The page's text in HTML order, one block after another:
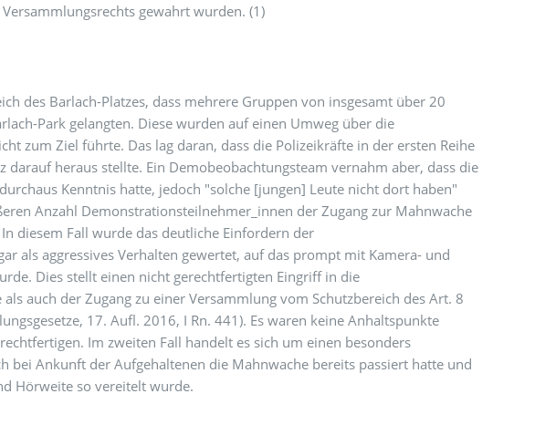
gewahrt wurden. (1)
des Barlach-Platzes, dass mehrere Gruppen von insgesamt über 20
Park gelangten. Diese wurden auf einen Umweg über die
zum Ziel führte. Das lag daran, dass die Polizeikräfte in der ersten Reihe
heraus stellte. Ein Demobeobachtungsteam vernahm aber, dass die
Kenntnis hatte, jedoch "solche [jungen] Leute nicht dort haben"
Anzahl Demonstrationsteilnehmer_innen der Zugang zur Mahnwache
diesem Fall wurde das deutliche Einfordern der
als aggressives Verhalten gewertet, auf das prompt mit Kamera- und
Dies stellt einen nicht gerechtfertigten Eingriff in die
auch der Zugang zu einer Versammlung vom Schutzbereich des Art. 8
17. Aufl. 2016, I Rn. 441). Es waren keine Anhaltspunkte
Im zweiten Fall handelt es sich um einen besonders
bei Ankunft der Aufgehaltenen die Mahnwache bereits passiert hatte und
Hörweite so vereitelt wurde.